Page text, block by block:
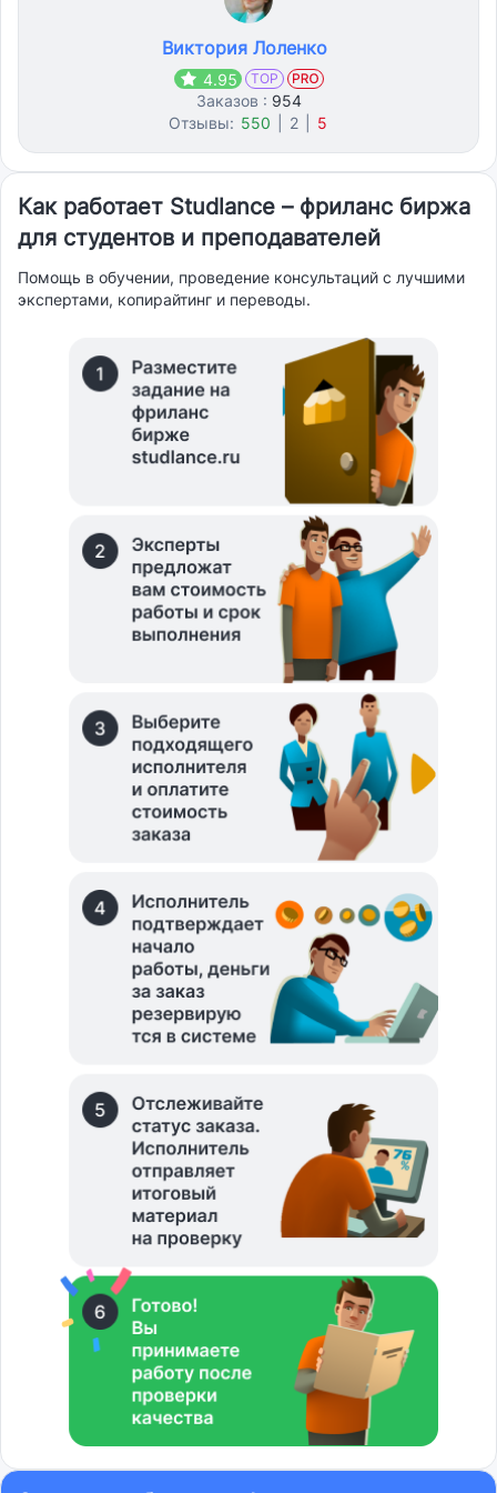
Виктория Лоленко
4.95 TOP
Заказов : 954
Отзывы: 550 2 5
Как работает Studlance – фриланс биржа
для студентов и преподавателей
Помощь в обучении, проведение консультаций с лучшими
экспертами, копирайтинг и переводы.